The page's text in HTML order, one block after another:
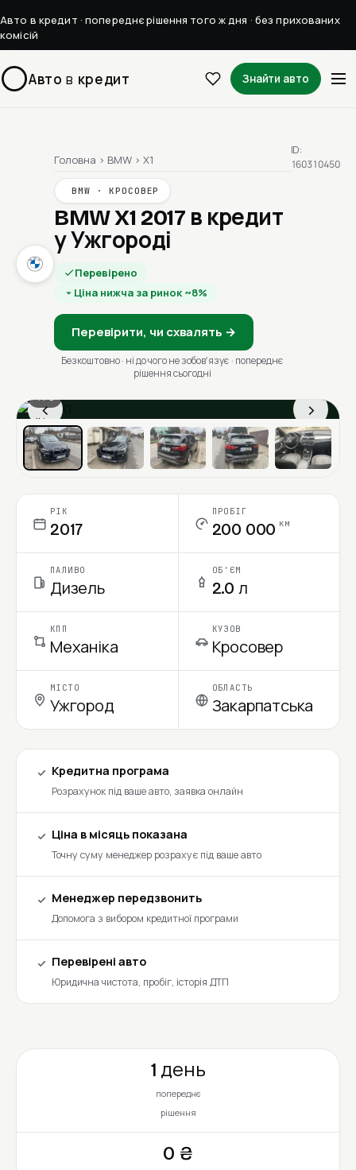
Авто в кредит · попереднє рішення того ж дня · без прихованих
комісій
Авто в кредит Знайти авто
Головна › BMW › X1
BMW · КРОСОВЕР
BMW X1 2017 в кредит
у Ужгороді
Перевірено
Ціна нижча за ринок ~8%
Перевірити, чи схвалять →
Безкоштовно · ні до чого не зобовʼязує · попереднє
рішення сьогодні
ID:
160310450
‹ ›
1 / 6
Ціна в місяць
РІК
2017
ПРОБІГ
200 000 км
ПАЛИВО
Дизель
ОБ'ЄМ
2.0 л
КПП
Механіка
КУЗОВ
Кросовер
МІСТО
Ужгород
ОБЛАСТЬ
Закарпатська
Кредитна програма
Розрахунок під ваше авто, заявка онлайн
Ціна в місяць показана
Точну суму менеджер розрахує під ваше авто
Менеджер передзвонить
Допомога з вибором кредитної програми
Перевірені авто
Юридична чистота, пробіг, історія ДТП
1 день
попереднє
рішення
0 ₴